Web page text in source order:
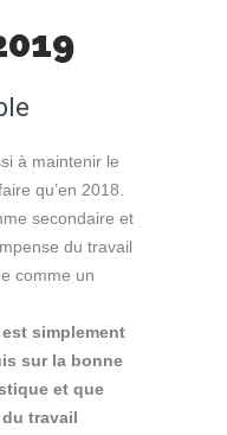
à maintenir le
qu’en 2018.
secondaire et
du travail
comme un
simplement
sur la bonne
et que
travail